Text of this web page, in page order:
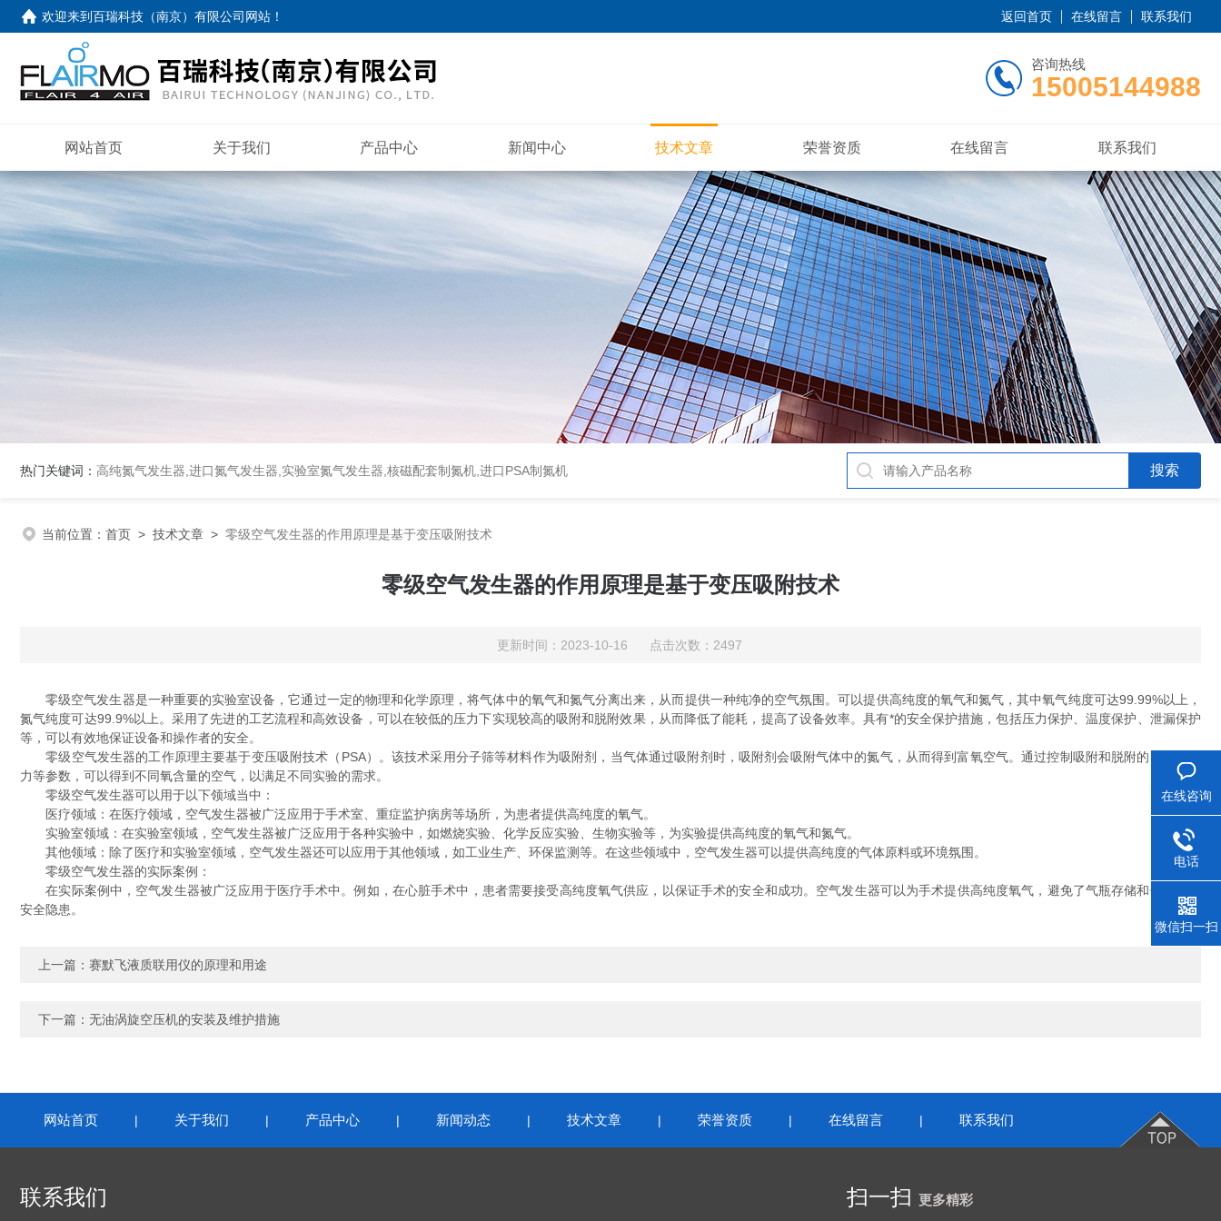
欢迎来到百瑞科技（南京）有限公司网站 ！ 返回首页 在线留言 联系我们
咨询热线
15005144988
网站首页 关于我们 产品中心 新闻中心 技术文章 荣誉资质 在线留言 联系我们
热门关键词： 高纯氮气发生器,进口氮气发生器,实验室氮气发生器,核磁配套制氮机,进口PSA制氮机
当前位置： 首页 > 技术文章 > 零级空气发生器的作用原理是基于变压吸附技术
零级空气发生器的作用原理是基于变压吸附技术
更新时间：2023-10-16 点击次数：2497
零级空气发生器是一种重要的实验室设备，它通过一定的物理和化学原理，将气体中的氧气和氮气分离出来，从而提供一种纯净的空气氛围。可以提供高纯度的氧气和氮气，其中氧气纯度可达99.99%以上，
氮气纯度可达99.9%以上。采用了先进的工艺流程和高效设备，可以在较低的压力下实现较高的吸附和脱附效果，从而降低了能耗，提高了设备效率。具有*的安全保护措施，包括压力保护、温度保护、泄漏保护
等，可以有效地保证设备和操作者的安全。
零级空气发生器的工作原理主要基于变压吸附技术（PSA）。该技术采用分子筛等材料作为吸附剂，当气体通过吸附剂时，吸附剂会吸附气体中的氮气，从而得到富氧空气。通过控制吸附和脱附的时间和压
力等参数，可以得到不同氧含量的空气，以满足不同实验的需求。
零级空气发生器可以用于以下领域当中：
医疗领域：在医疗领域，空气发生器被广泛应用于手术室、重症监护病房等场所，为患者提供高纯度的氧气。
实验室领域：在实验室领域，空气发生器被广泛应用于各种实验中，如燃烧实验、化学反应实验、生物实验等，为实验提供高纯度的氧气和氮气。
其他领域：除了医疗和实验室领域，空气发生器还可以应用于其他领域，如工业生产、环保监测等。在这些领域中，空气发生器可以提供高纯度的气体原料或环境氛围。
零级空气发生器的实际案例：
在实际案例中，空气发生器被广泛应用于医疗手术中。例如，在心脏手术中，患者需要接受高纯度氧气供应，以保证手术的安全和成功。空气发生器可以为手术提供高纯度氧气，避免了气瓶存储和使用中的
安全隐患。
上一篇： 赛默飞液质联用仪的原理和用途
下一篇： 无油涡旋空压机的安装及维护措施
网站首页 | 关于我们 | 产品中心 | 新闻动态 | 技术文章 | 荣誉资质 | 在线留言 | 联系我们
联系我们 扫一扫 更多精彩
在线咨询
电话
微信扫一扫